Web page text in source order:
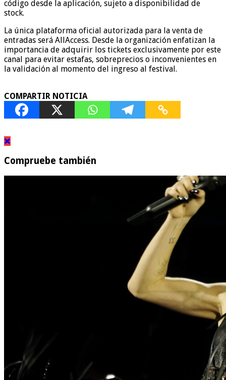
código desde la aplicación, sujeto a disponibilidad de
stock.
La única plataforma oficial autorizada para la venta de
entradas será AllAccess. Desde la organización enfatizan la
importancia de adquirir los tickets exclusivamente por este
canal para evitar estafas, sobreprecios o inconvenientes en
la validación al momento del ingreso al festival.
COMPARTIR NOTICIA
Compruebe también